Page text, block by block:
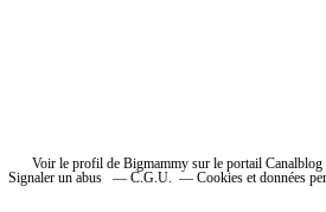
Voir le profil de Bigmammy sur le portail Canalblog
Signaler un abus
C.G.U. Cookies et données